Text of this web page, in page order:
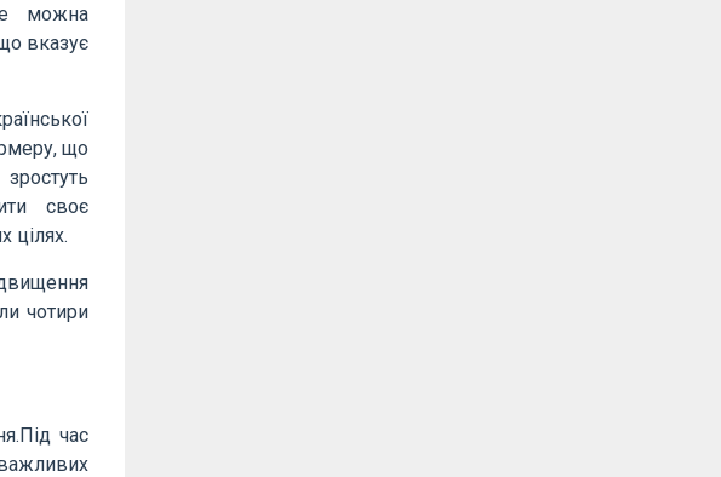
можна
вказує
що
своє
цілях.
чотири
час